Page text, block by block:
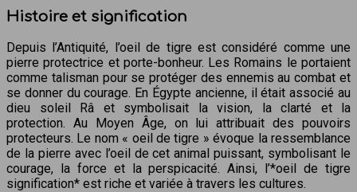
Histoire et signification
Depuis l’Antiquité, l’oeil de tigre est considéré comme une
pierre protectrice et porte-bonheur. Les Romains le portaient
comme talisman pour se protéger des ennemis au combat et
se donner du courage. En Égypte ancienne, il était associé au
dieu soleil Râ et symbolisait la vision, la clarté et la
protection. Au Moyen Âge, on lui attribuait des pouvoirs
protecteurs. Le nom « oeil de tigre » évoque la ressemblance
de la pierre avec l’oeil de cet animal puissant, symbolisant le
courage, la force et la perspicacité. Ainsi, l’*oeil de tigre
signification* est riche et variée à travers les cultures.